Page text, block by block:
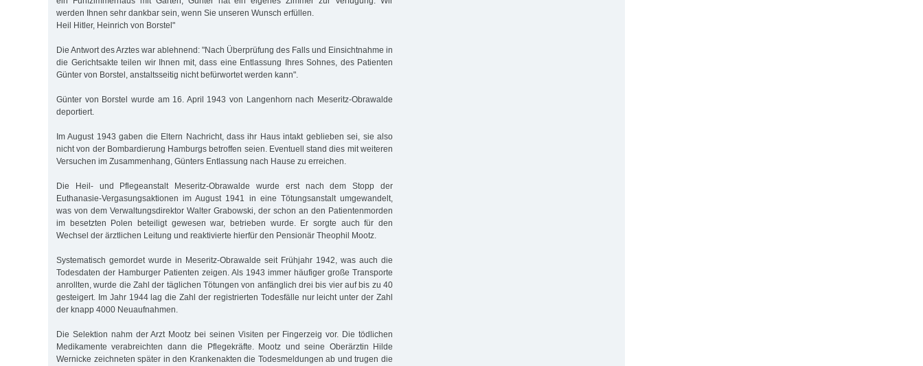
werden Ihnen sehr dankbar sein, wenn Sie unseren Wunsch erfüllen.
Heil Hitler, Heinrich von Borstel"
Die Antwort des Arztes war ablehnend: "Nach Überprüfung des Falls und Einsichtnahme in
die Gerichtsakte teilen wir Ihnen mit, dass eine Entlassung Ihres Sohnes, des Patienten
Günter von Borstel, anstaltsseitig nicht befürwortet werden kann".
Günter von Borstel wurde am 16. April 1943 von Langenhorn nach Meseritz-Obrawalde
deportiert.
Im August 1943 gaben die Eltern Nachricht, dass ihr Haus intakt geblieben sei, sie also
nicht von der Bombardierung Hamburgs betroffen seien. Eventuell stand dies mit weiteren
Versuchen im Zusammenhang, Günters Entlassung nach Hause zu erreichen.
Die Heil- und Pflegeanstalt Meseritz-Obrawalde wurde erst nach dem Stopp der
Euthanasie-Vergasungsaktionen im August 1941 in eine Tötungsanstalt umgewandelt,
was von dem Verwaltungsdirektor Walter Grabowski, der schon an den Patientenmorden
im besetzten Polen beteiligt gewesen war, betrieben wurde. Er sorgte auch für den
Wechsel der ärztlichen Leitung und reaktivierte hierfür den Pensionär Theophil Mootz.
Systematisch gemordet wurde in Meseritz-Obrawalde seit Frühjahr 1942, was auch die
Todesdaten der Hamburger Patienten zeigen. Als 1943 immer häufiger große Transporte
anrollten, wurde die Zahl der täglichen Tötungen von anfänglich drei bis vier auf bis zu 40
gesteigert. Im Jahr 1944 lag die Zahl der registrierten Todesfälle nur leicht unter der Zahl
der knapp 4000 Neuaufnahmen.
Die Selektion nahm der Arzt Mootz bei seinen Visiten per Fingerzeig vor. Die tödlichen
Medikamente verabreichten dann die Pflegekräfte. Mootz und seine Oberärztin Hilde
Wernicke zeichneten später in den Krankenakten die Todesmeldungen ab und trugen die